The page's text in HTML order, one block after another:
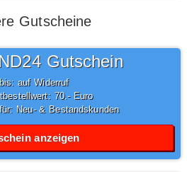
Gutscheine
Gutschein
auf Widerruf
70,- Euro
Neu- & Bestandskunden
anzeigen